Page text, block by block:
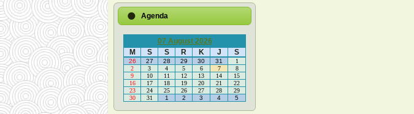
Agenda
07 August 2026
M
S S R K J S
26 27 28 29 30 31
1
2
3 4 5 6 7
8
9
10 11 12 13 14
15
16
17 18 19 20 21
22
23
24 25 26 27 28
29
30
31 1 2 3 4 5